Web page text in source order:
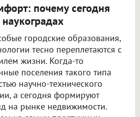
почему сегодня
городские образования,
тесно переплетаются с
жизни. Когда-то
поселения такого типа
научно-технического
а сегодня формируют
на рынке недвижимости.